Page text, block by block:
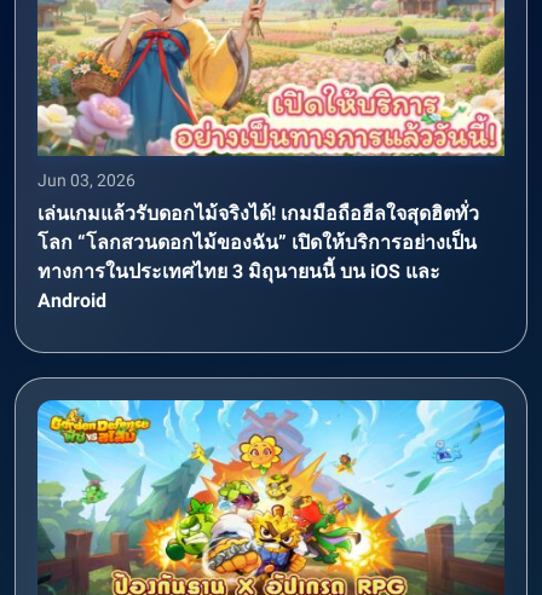
Jun 03, 2026
เล่นเกมแล้วรับดอกไม้จริงได้! เกมมือถือฮีลใจสุดฮิตทั่ว
โลก “โลกสวนดอกไม้ของฉัน” เปิดให้บริการอย่างเป็น
ทางการในประเทศไทย 3 มิถุนายนนี้ บน iOS และ
Android